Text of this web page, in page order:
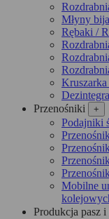
Młyny
Rębaki /
Kruszarka
Przenośniki
+
Podajniki
Mobilne
Produkcja pasz